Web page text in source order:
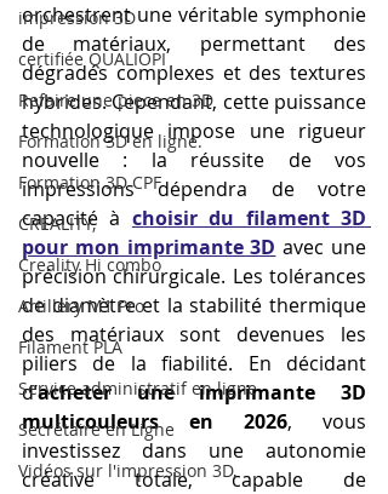
impression 3D
certifiée QUALIOPI
Refaire une piece en 3D
Formation 3D en ligne.
Formation 3D CPF
CREALITY,
Creality Hi combo
Artillery M1 Pro
Filament PLA
Service administratif en ligne
Secrétaire en Ligne
Vidéos sur l'impression 3D,
orchestrent une véritable symphonie
de matériaux, permettant des
dégradés complexes et des textures
hybrides. Cependant, cette puissance
technologique impose une rigueur
nouvelle : la réussite de vos
impressions dépendra de votre
capacité à choisir du filament 3D
pour mon imprimante 3D avec une
précision chirurgicale. Les tolérances
de diamètre et la stabilité thermique
des matériaux sont devenues les
piliers de la fiabilité. En décidant
d’acheter une imprimante 3D
multicouleurs en 2026, vous
investissez dans une autonomie
créative totale, capable de